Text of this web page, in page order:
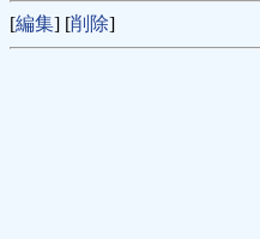
[編集] [削除]